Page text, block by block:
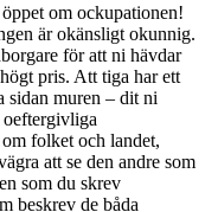
om ockupationen!
är okänsligt okunnig.
för att ni hävdar
pris. Att tiga har ett
sidan muren – dit ni
oeftergivliga
folket och landet,
att se den andre som
som du skrev
beskrev de båda